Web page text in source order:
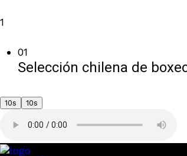
1
01
Selección chilena de
10s 10s